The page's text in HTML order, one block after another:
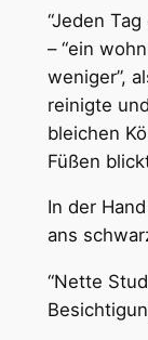
“Jeden
– “ein
weniger”,
reinigte
bleichen
Füßen
In der
ans
“Nette